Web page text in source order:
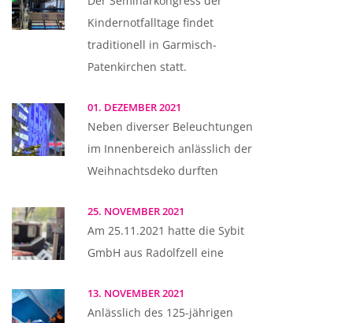
Kindernotfalltage findet
traditionell in Garmisch-
Patenkirchen statt.
01. DEZEMBER 2021
Neben diverser Beleuchtungen
im Innenbereich anlässlich der
Weihnachtsdeko durften
25. NOVEMBER 2021
Am 25.11.2021 hatte die Sybit
GmbH aus Radolfzell eine
13. NOVEMBER 2021
Anlässlich des 125-jährigen